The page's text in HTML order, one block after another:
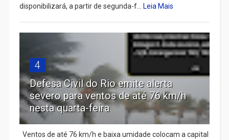
disponibilizará, a partir de segunda-f...
Leia Mais
4
Defesa Civil do Rio emite alerta
severo para ventos de até 76 km/h
nesta quarta-feira
Ventos de até 76 km/h e baixa umidade colocam a capital